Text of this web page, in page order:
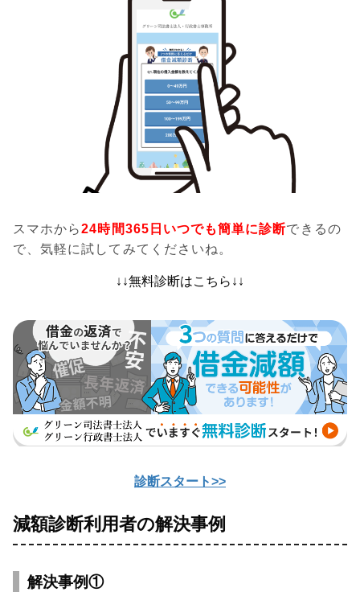
スマホから24時間365日いつでも簡単に診断できるの
で、気軽に試してみてくださいね。
↓↓無料診断はこちら↓↓
診断スタート>>
減額診断利用者の解決事例
解決事例①